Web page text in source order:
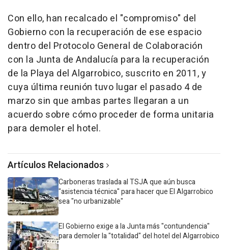
Con ello, han recalcado el "compromiso" del
Gobierno con la recuperación de ese espacio
dentro del Protocolo General de Colaboración
con la Junta de Andalucía para la recuperación
de la Playa del Algarrobico, suscrito en 2011, y
cuya última reunión tuvo lugar el pasado 4 de
marzo sin que ambas partes llegaran a un
acuerdo sobre cómo proceder de forma unitaria
para demoler el hotel.
Artículos Relacionados
Carboneras traslada al TSJA que aún busca
"asistencia técnica" para hacer que El Algarrobico
sea "no urbanizable"
El Gobierno exige a la Junta más "contundencia"
para demoler la "totalidad" del hotel del Algarrobico